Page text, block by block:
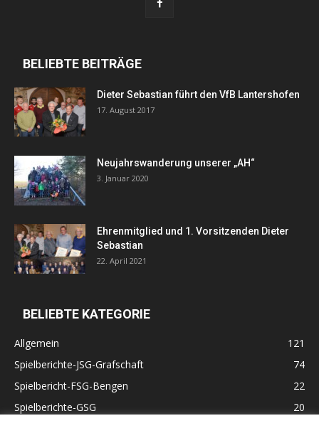
BELIEBTE BEITRÄGE
Dieter Sebastian führt den VfB Lantershofen
17. August 2017
Neujahrswanderung unserer „AH“
3. Januar 2020
Ehrenmitglied und 1. Vorsitzenden Dieter
Sebastian
22. April 2021
BELIEBTE KATEGORIE
Allgemein
121
Spielberichte-JSG-Grafschaft
74
Spielbericht-FSG-Bengen
22
Spielberichte-GSG
20